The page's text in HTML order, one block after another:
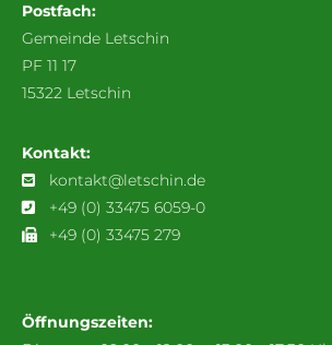
Postfach:
Gemeinde Letschin
PF 11 17
15322 Letschin
Kontakt:
kontakt@letschin.de
+49 (0) 33475 6059-0
+49 (0) 33475 279
Öffnungszeiten: